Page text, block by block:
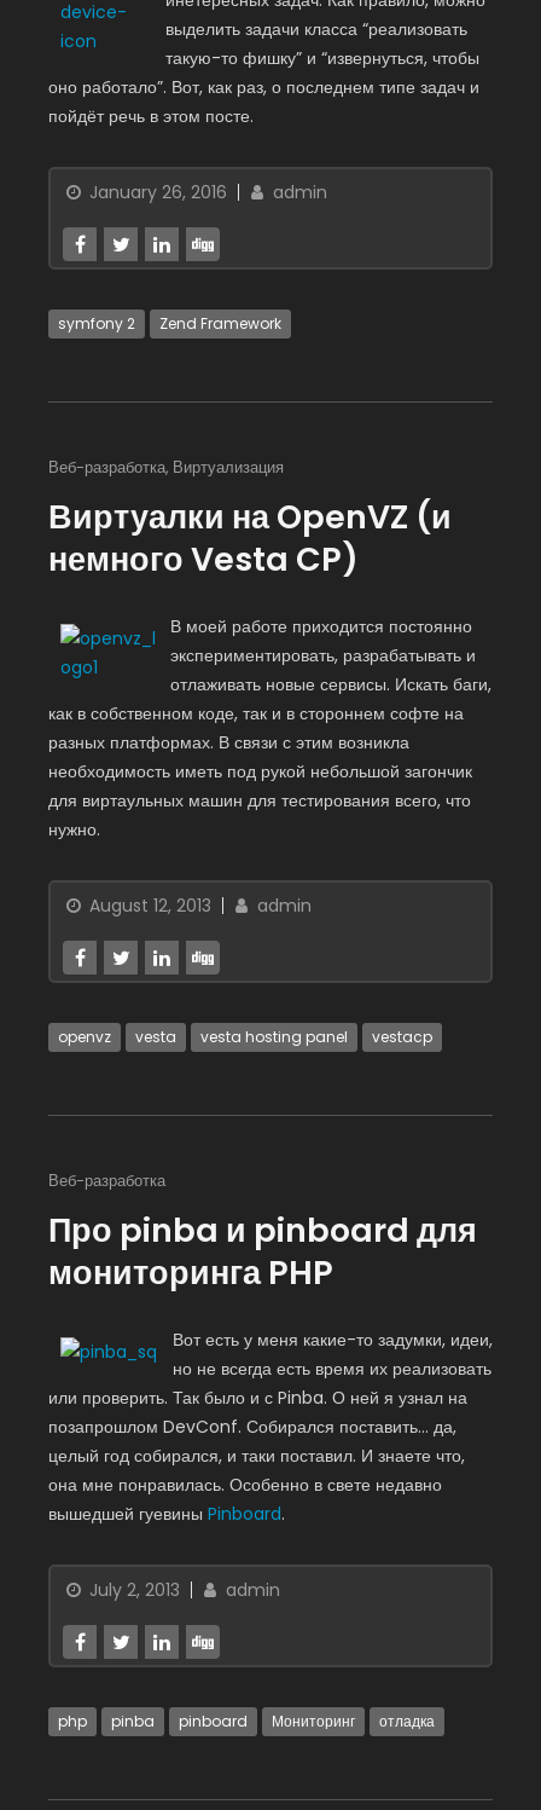
выделить задачи класса “реализовать
такую-то фишку” и “извернуться, чтобы
оно работало”. Вот, как раз, о последнем типе задач и
пойдёт речь в этом посте.
January 26, 2016 admin
symfony 2 Zend Framework
Веб-разработка, Виртуализация
Виртуалки на OpenVZ (и
немного Vesta CP)
В моей работе приходится постоянно
экспериментировать, разрабатывать и
отлаживать новые сервисы. Искать баги,
как в собственном коде, так и в стороннем софте на
разных платформах. В связи с этим возникла
необходимость иметь под рукой небольшой загончик
для виртаульных машин для тестирования всего, что
нужно.
August 12, 2013 admin
openvz vesta vesta hosting panel vestacp
Веб-разработка
Про pinba и pinboard для
мониторинга PHP
Вот есть у меня какие-то задумки, идеи,
но не всегда есть время их реализовать
или проверить. Так было и с Pinba. О ней я узнал на
позапрошлом DevConf. Собирался поставить… да,
целый год собирался, и таки поставил. И знаете что,
она мне понравилась. Особенно в свете недавно
вышедшей гуевины Pinboard.
July 2, 2013 admin
php pinba pinboard Мониторинг отладка